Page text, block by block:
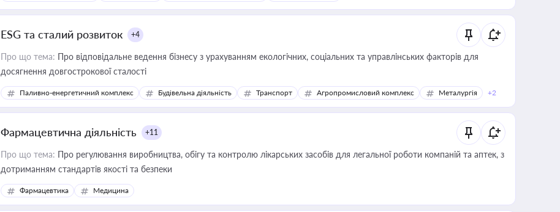
ESG та сталий розвиток +4
Про що тема: Про відповідальне ведення бізнесу з урахуванням екологічних, соціальних та управлінських факторів для
досягнення довгострокової сталості
Паливно-енергетичний комплекс Будівельна діяльність Транспорт Агропромисловий комплекс Металургія +2
Фармацевтична діяльність +11
Про що тема: Про регулювання виробництва, обігу та контролю лікарських засобів для легальної роботи компаній та аптек, з
дотриманням стандартів якості та безпеки
Фармацевтика Медицина